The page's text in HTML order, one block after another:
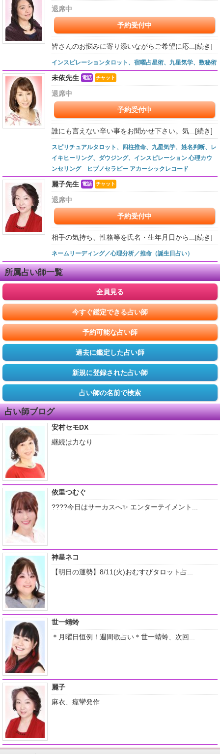
退席中
予約受付中
皆さんのお悩みに寄り添いながらご希望に応... [続き]
インスピレーションタロット、宿曜占星術、九星気学、数秘術
未依先生 電話 チャット
退席中
予約受付中
誰にも言えない辛い事をお聞かせ下さい。気... [続き]
スピリチュアルタロット、四柱推命、九星気学、姓名判断、レ
イキヒーリング、ダウジング、インスピレーション 心理カウ
ンセリング ヒプノセラピー アカーシックレコード
麗子先生 電話 チャット
退席中
予約受付中
相手の気持ち、性格等を氏名・生年月日から... [続き]
ネームリーディング／心理分析／推命（誕生日占い）
所属占い師一覧
全員見る
今すぐ鑑定できる占い師
予約可能な占い師
過去に鑑定した占い師
新規に登録された占い師
占い師の名前で検索
占い師ブログ
安村セモDX
継続は力なり
依里つむぐ
????今日はサーカスへ✨ エンターテイメント...
神星ネコ
【明日の運勢】8/11(火)おむすびタロット占...
世一蜻蛉
＊月曜日恒例！週間歌占い＊世一蜻蛉、次回...
麗子
麻衣、痙攣発作